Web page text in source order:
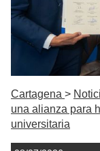
Cartagena
una alianza para
universitaria